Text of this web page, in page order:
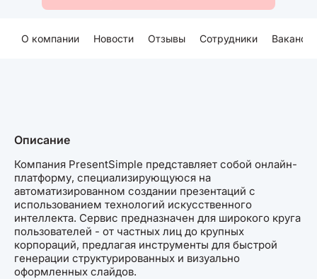
О компании Новости Отзывы Сотрудники Вакансии
Описание
Компания PresentSimple представляет собой онлайн-
платформу, специализирующуюся на
автоматизированном создании презентаций с
использованием технологий искусственного
интеллекта. Сервис предназначен для широкого круга
пользователей - от частных лиц до крупных
корпораций, предлагая инструменты для быстрой
генерации структурированных и визуально
оформленных слайдов.